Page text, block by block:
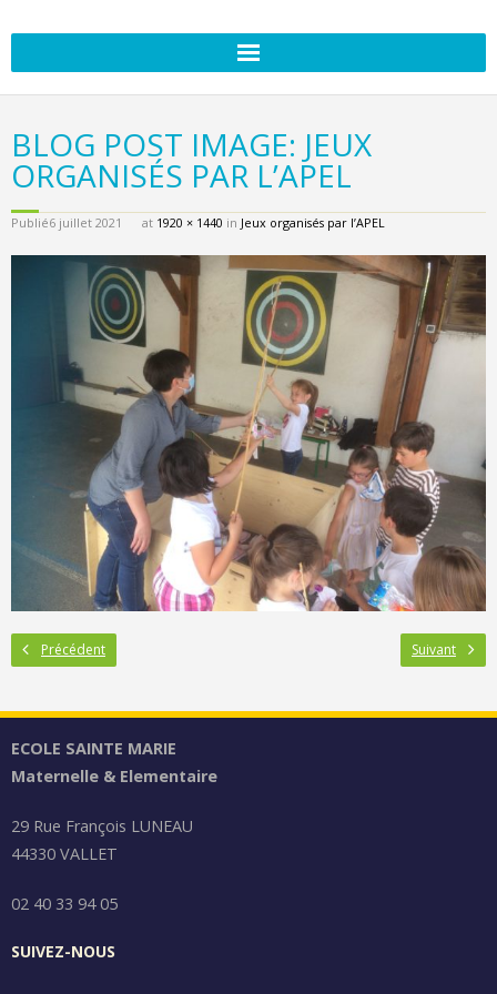
BLOG POST IMAGE: JEUX
ORGANISÉS PAR L’APEL
Publié6 juillet 2021 at 1920 × 1440 in Jeux organisés par l’APEL
Précédent Suivant
ECOLE SAINTE MARIE
Maternelle & Elementaire
29 Rue François LUNEAU
44330 VALLET
02 40 33 94 05
SUIVEZ-NOUS